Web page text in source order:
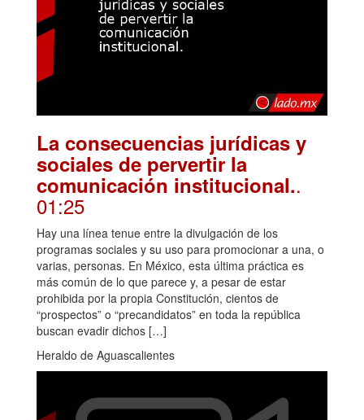
La consecuencias jurídicas y
sociales de pervertir la
comunicación institucional..
01:25
Hay una línea tenue entre la divulgación de los
programas sociales y su uso para promocionar a una, o
varias, personas. En México, esta última práctica es
más común de lo que parece y, a pesar de estar
prohibida por la propia Constitución, cientos de
“prospectos” o “precandidatos” en toda la república
buscan evadir dichos […]
Heraldo de Aguascalientes